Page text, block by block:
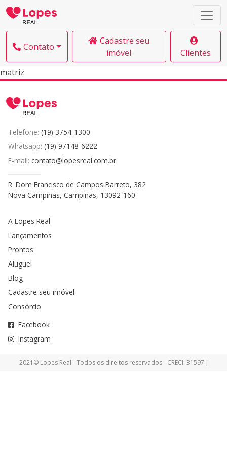
Contato
Cadastre seu
imóvel
Clientes
matriz
Telefone: (19) 3754-1300
Whatsapp: (19) 97148-6222
E-mail: contato@lopesreal.com.br
R. Dom Francisco de Campos Barreto, 382
Nova Campinas, Campinas, 13092-160
A Lopes Real
Lançamentos
Prontos
Aluguel
Blog
Cadastre seu imóvel
Consórcio
Facebook
Instagram
2021© Lopes Real - Todos os direitos reservados - CRECI: 31597-J